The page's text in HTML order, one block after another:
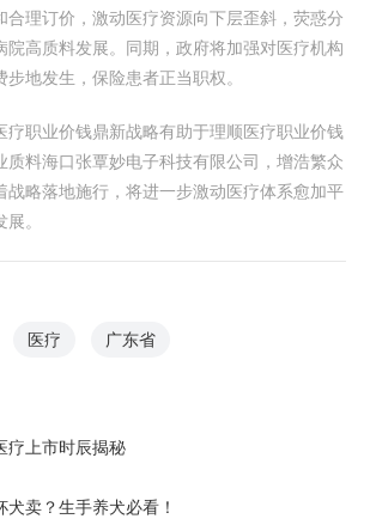
合理订价，激动医疗资源向下层歪斜，荧惑分
院高质料发展。同期，政府将加强对医疗机构
地发生，保险患者正当职权。
疗职业价钱鼎新战略有助于理顺医疗职业价钱
质料海口张覃妙电子科技有限公司，增浩繁众
战略落地施行，将进一步激动医疗体系愈加平
。
医疗 广东省
疗上市时辰揭秘
犬卖？生手养犬必看！